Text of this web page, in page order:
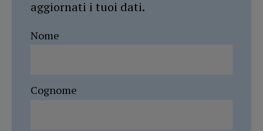
aggiornati i tuoi dati.
Nome
Cognome